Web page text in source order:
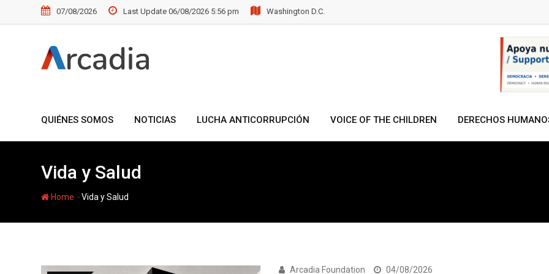
to
07/08/2026 Last Update 06/08/2026 5:56 pm Washington D.C.
QUIÉNES SOMOS NOTICIAS LUCHA ANTICORRUPCIÓN VOICE OF THE CHILDREN DERECHOS
Vida y Salud
Home -Vida y Salud
Arcadia Foundation 04/08/2026